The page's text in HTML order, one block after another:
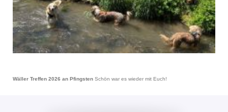
Wäller Treffen 2026 an Pfingsten Schön war es wieder mit Euch!